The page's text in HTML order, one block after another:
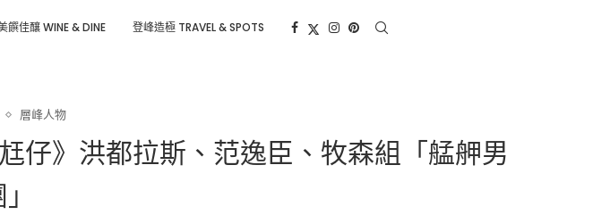
饌佳釀 WINE & DINE 登峰造極 TRAVEL & SPOTS
層峰⼈物
仔》洪都拉斯、范逸臣、牧森組「艋舺男